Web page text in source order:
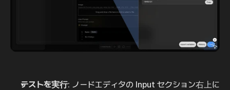
テストを実行: ノードエディタの Input セクション右上に